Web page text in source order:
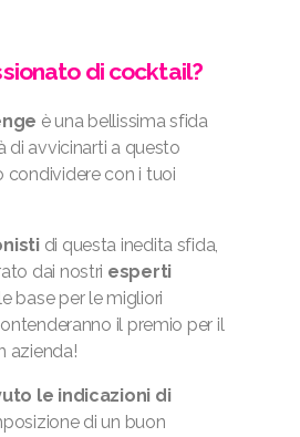
di cocktail?
è una bellissima sfida
di avvicinarti a questo
con i tuoi
di questa inedita sfida,
dai nostri esperti
base per le migliori
il premio per il
azienda!
le indicazioni di
di un buon